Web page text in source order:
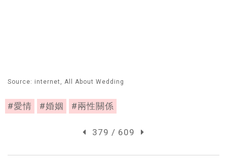
Source: internet, All About Wedding
#愛情 #婚姻 #兩性關係
379 / 609